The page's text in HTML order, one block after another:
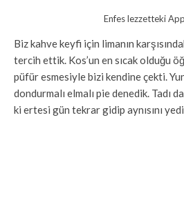
Enfes lezzetteki
Biz kahve keyfi için limanın
tercih ettik. Kos’un en sıcak olduğu
püfür esmesiyle bizi kendine çekti.
dondurmalı elmalı pie denedik. Tadı
ki ertesi gün tekrar gidip aynısını